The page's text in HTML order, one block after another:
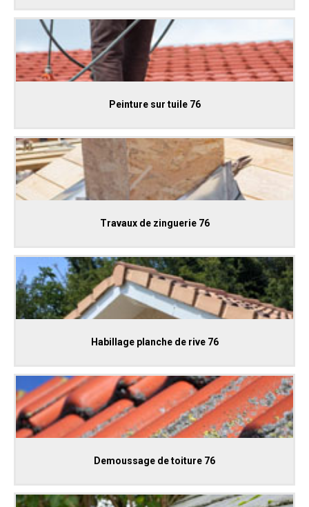
Peinture sur tuile 76
Travaux de zinguerie 76
Habillage planche de rive 76
Demoussage de toiture 76